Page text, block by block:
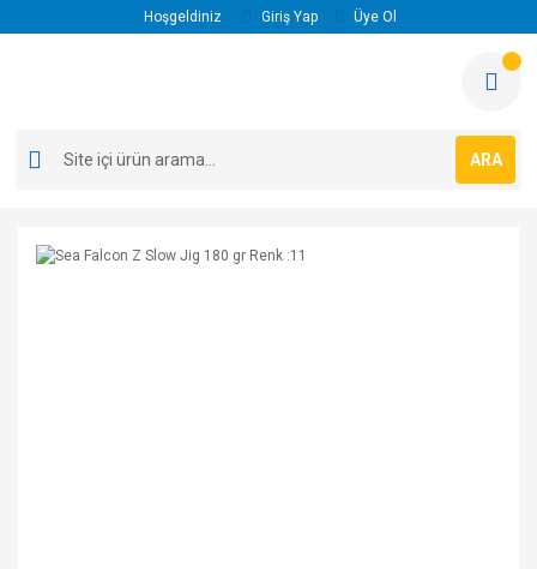
Hoşgeldiniz Giriş Yap Üye Ol
ARA